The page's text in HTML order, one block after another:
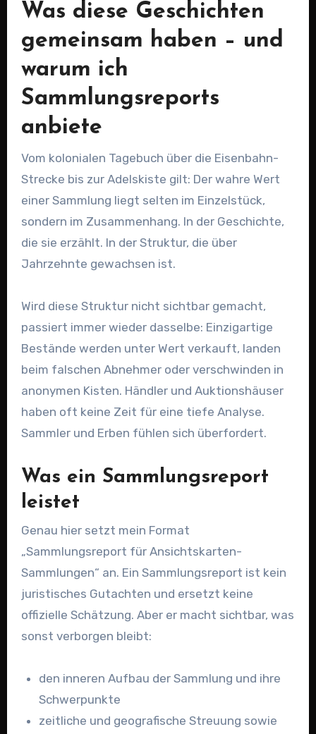
Was diese Geschichten
gemeinsam haben – und
warum ich
Sammlungsreports
anbiete
Vom kolonialen Tagebuch über die Eisenbahn-
Strecke bis zur Adelskiste gilt: Der wahre Wert
einer Sammlung liegt selten im Einzelstück,
sondern im Zusammenhang. In der Geschichte,
die sie erzählt. In der Struktur, die über
Jahrzehnte gewachsen ist.
Wird diese Struktur nicht sichtbar gemacht,
passiert immer wieder dasselbe: Einzigartige
Bestände werden unter Wert verkauft, landen
beim falschen Abnehmer oder verschwinden in
anonymen Kisten. Händler und Auktionshäuser
haben oft keine Zeit für eine tiefe Analyse.
Sammler und Erben fühlen sich überfordert.
Was ein Sammlungsreport
leistet
Genau hier setzt mein Format
„Sammlungsreport für Ansichtskarten-
Sammlungen“ an. Ein Sammlungsreport ist kein
juristisches Gutachten und ersetzt keine
offizielle Schätzung. Aber er macht sichtbar, was
sonst verborgen bleibt:
den inneren Aufbau der Sammlung und ihre
Schwerpunkte
zeitliche und geografische Streuung sowie